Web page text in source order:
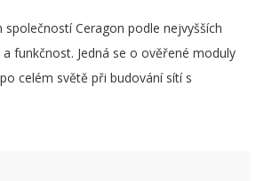
společností Ceragon podle nejvyšších
funkčnost. Jedná se o ověřené moduly
celém světě při budování sítí s